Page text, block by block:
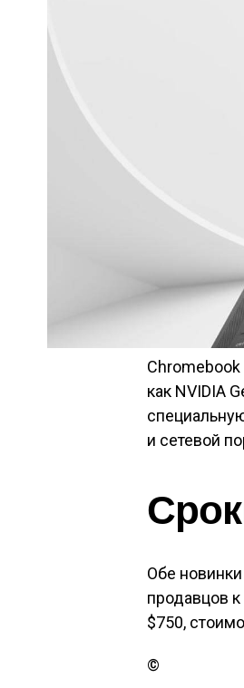
Chromebook
как NVIDIA
и сетевой
Обе
продавцов
$750,
©